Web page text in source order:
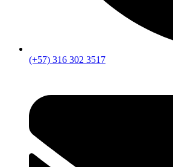
(+57) 316 302 3517